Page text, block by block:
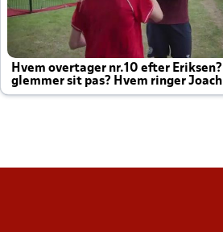
Hvem overtager nr.10 efter
glemmer sit pas? Hvem ringer
altid til efter kampe?